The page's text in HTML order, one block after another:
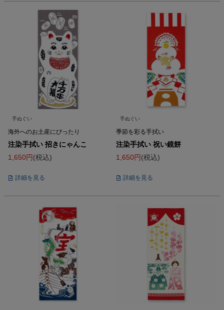
手ぬぐい
海外へのお土産にぴったり
注染手拭い 招きにゃんこ
1,650
税込
詳細を見る
手ぬぐい
季節を彩る手拭い
注染手拭い 祝い鏡餅
1,650
税込
詳細を見る